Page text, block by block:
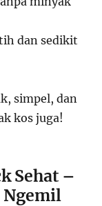
dan sedikit
simpel, dan
kos juga!
Sehat –
Ngemil